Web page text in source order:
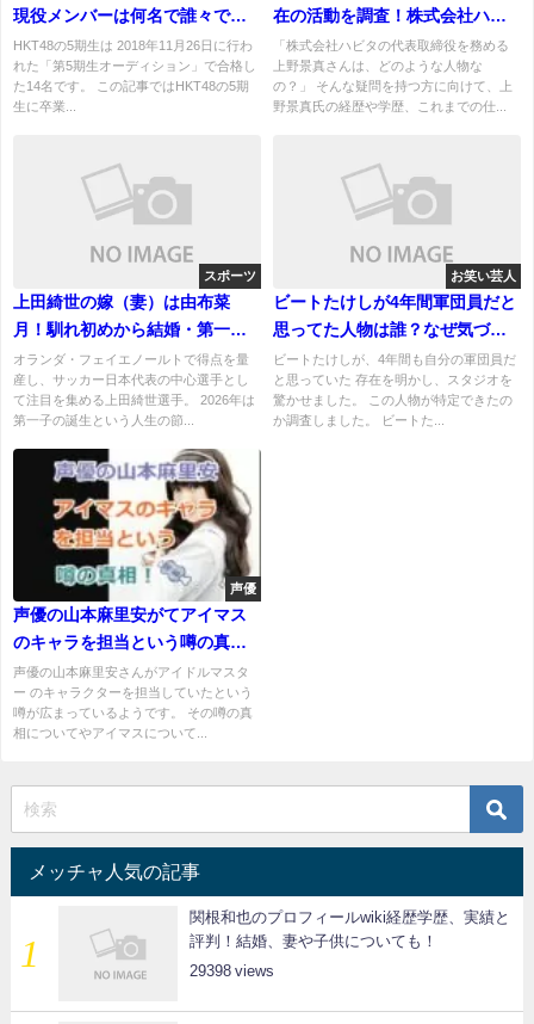
現役メンバーは何名で誰々です
か？卒業生が出ると記事更新！
HKT48の5期生は 2018年11月26日に行わ
れた「第5期生オーディション」で合格し
た14名です。 この記事ではHKT48の5期
生に卒業...
在の活動を調査！株式会社ハビ
タ代表取締役
「株式会社ハビタの代表取締役を務める
上野景真さんは、どのような人物な
の？」 そんな疑問を持つ方に向けて、上
野景真氏の経歴や学歴、これまでの仕...
スポーツ
上田綺世の嫁（妻）は由布菜
月！馴れ初めから結婚・第一子
誕生まで全部わかる
オランダ・フェイエノールトで得点を量
産し、サッカー日本代表の中心選手とし
て注目を集める上田綺世選手。 2026年は
第一子の誕生という人生の節...
お笑い芸人
ビートたけしが4年間軍団員だと
思ってた人物は誰？なぜ気づか
なかった？
ビートたけしが、4年間も自分の軍団員だ
と思っていた 存在を明かし、スタジオを
驚かせました。 この人物が特定できたの
か調査しました。 ビートた...
声優
声優の山本麻里安がてアイマス
のキャラを担当という噂の真相
は？
声優の山本麻里安さんがアイドルマスタ
ー のキャラクターを担当していたという
噂が広まっているようです。 その噂の真
相についてやアイマスについて...
メッチャ人気の記事
関根和也のプロフィールwiki経歴学歴、実績と
評判！結婚、妻や子供についても！
29398